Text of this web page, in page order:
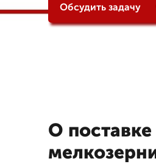
Обсудить задачу
О